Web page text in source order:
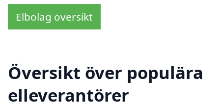
Elbolag översikt
Översikt över populära
elleverantörer